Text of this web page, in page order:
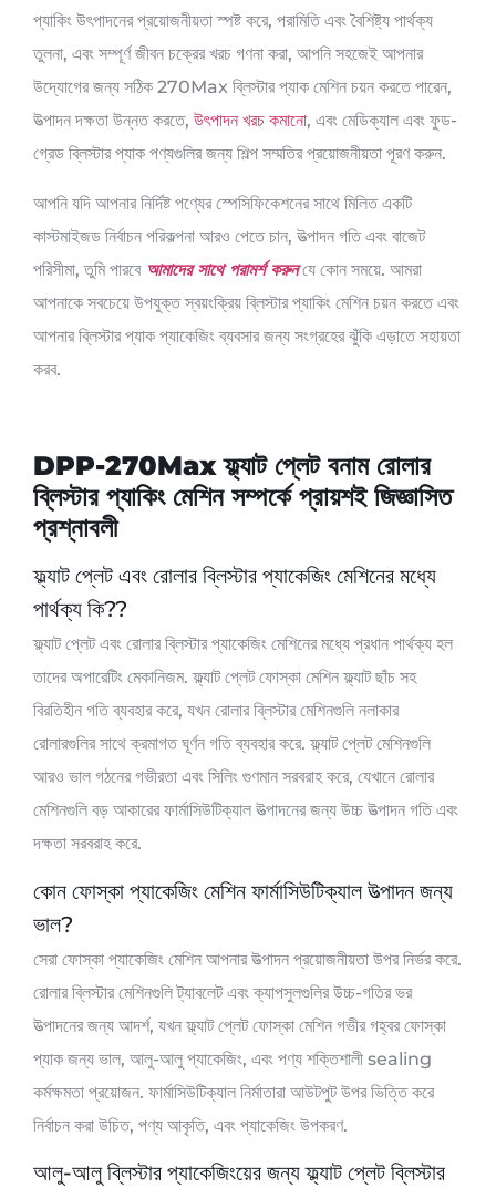
প্যাকিং উৎপাদনের প্রয়োজনীয়তা স্পষ্ট করে, পরামিতি এবং বৈশিষ্ট্য পার্থক্য
তুলনা, এবং সম্পূর্ণ জীবন চক্রের খরচ গণনা করা, আপনি সহজেই আপনার
উদ্যোগের জন্য সঠিক 270Max ব্লিস্টার প্যাক মেশিন চয়ন করতে পারেন,
উত্পাদন দক্ষতা উন্নত করতে, উৎপাদন খরচ কমানো, এবং মেডিক্যাল এবং ফুড-
গ্রেড ব্লিস্টার প্যাক পণ্যগুলির জন্য শিল্প সম্মতির প্রয়োজনীয়তা পূরণ করুন.
আপনি যদি আপনার নির্দিষ্ট পণ্যের স্পেসিফিকেশনের সাথে মিলিত একটি
কাস্টমাইজড নির্বাচন পরিকল্পনা আরও পেতে চান, উত্পাদন গতি এবং বাজেট
পরিসীমা, তুমি পারবেআমাদের সাথে পরামর্শ করুনযে কোন সময়ে. আমরা
আপনাকে সবচেয়ে উপযুক্ত স্বয়ংক্রিয় ব্লিস্টার প্যাকিং মেশিন চয়ন করতে এবং
আপনার ব্লিস্টার প্যাক প্যাকেজিং ব্যবসার জন্য সংগ্রহের ঝুঁকি এড়াতে সহায়তা
করব.
DPP-270Max ফ্ল্যাট প্লেট বনাম রোলার
ব্লিস্টার প্যাকিং মেশিন সম্পর্কে প্রায়শই জিজ্ঞাসিত
প্রশ্নাবলী
ফ্ল্যাট প্লেট এবং রোলার ব্লিস্টার প্যাকেজিং মেশিনের মধ্যে
পার্থক্য কি??
ফ্ল্যাট প্লেট এবং রোলার ব্লিস্টার প্যাকেজিং মেশিনের মধ্যে প্রধান পার্থক্য হল
তাদের অপারেটিং মেকানিজম. ফ্ল্যাট প্লেট ফোস্কা মেশিন ফ্ল্যাট ছাঁচ সহ
বিরতিহীন গতি ব্যবহার করে, যখন রোলার ব্লিস্টার মেশিনগুলি নলাকার
রোলারগুলির সাথে ক্রমাগত ঘূর্ণন গতি ব্যবহার করে. ফ্ল্যাট প্লেট মেশিনগুলি
আরও ভাল গঠনের গভীরতা এবং সিলিং গুণমান সরবরাহ করে, যেখানে রোলার
মেশিনগুলি বড় আকারের ফার্মাসিউটিক্যাল উত্পাদনের জন্য উচ্চ উত্পাদন গতি এবং
দক্ষতা সরবরাহ করে.
কোন ফোস্কা প্যাকেজিং মেশিন ফার্মাসিউটিক্যাল উত্পাদন জন্য
ভাল?
সেরা ফোস্কা প্যাকেজিং মেশিন আপনার উত্পাদন প্রয়োজনীয়তা উপর নির্ভর করে.
রোলার ব্লিস্টার মেশিনগুলি ট্যাবলেট এবং ক্যাপসুলগুলির উচ্চ-গতির ভর
উত্পাদনের জন্য আদর্শ, যখন ফ্ল্যাট প্লেট ফোস্কা মেশিন গভীর গহ্বর ফোস্কা
প্যাক জন্য ভাল, আলু-আলু প্যাকেজিং, এবং পণ্য শক্তিশালী sealing
কর্মক্ষমতা প্রয়োজন. ফার্মাসিউটিক্যাল নির্মাতারা আউটপুট উপর ভিত্তি করে
নির্বাচন করা উচিত, পণ্য আকৃতি, এবং প্যাকেজিং উপকরণ.
আলু-আলু ব্লিস্টার প্যাকেজিংয়ের জন্য ফ্ল্যাট প্লেট ব্লিস্টার